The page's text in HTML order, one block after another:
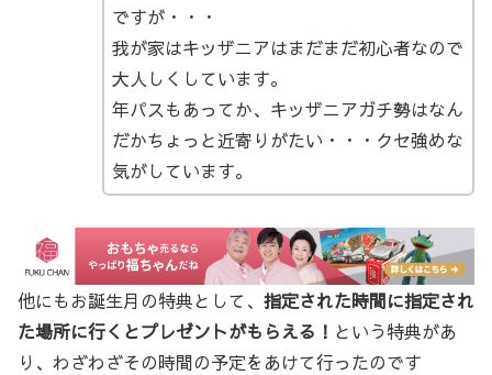
ですが・・・
我が家はキッザニアはまだまだ初心者なので
大人しくしています。
年パスもあってか、キッザニアガチ勢はなん
だかちょっと近寄りがたい・・・クセ強めな
気がしています。
他にもお誕生月の特典として、 指定された時間に指定され
た場所に行くとプレゼントがもらえる！ という特典があ
り、わざわざその時間の予定をあけて行ったのです